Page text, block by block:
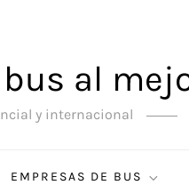
al
y internacional
EMPRESAS DE BUS